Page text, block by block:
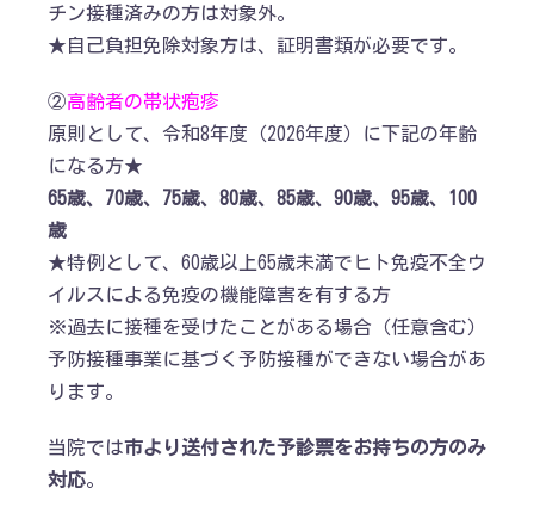
チン接種済みの方は対象外。
★自己負担免除対象方は、証明書類が必要です。
②高齢者の帯状疱疹
原則として、令和8年度（2026年度）に下記の年齢
になる方★
65歳、70歳、75歳、80歳、85歳、90歳、95歳、100
歳
★特例として、60歳以上65歳未満でヒト免疫不全ウ
イルスによる免疫の機能障害を有する方
※過去に接種を受けたことがある場合（任意含む）
予防接種事業に基づく予防接種ができない場合があ
ります。
当院では市より送付された予診票をお持ちの方のみ
対応。